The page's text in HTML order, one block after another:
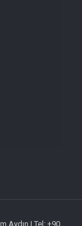
Aydın | Tel: +90